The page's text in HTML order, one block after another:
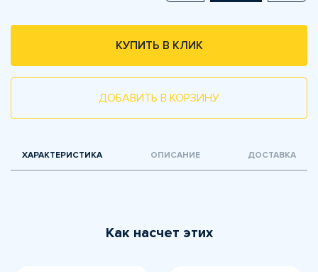
КУПИТЬ В КЛИК
ДОБАВИТЬ В КОРЗИНУ
ХАРАКТЕРИСТИКА ОПИСАНИЕ ДОСТАВКА
Как насчет этих